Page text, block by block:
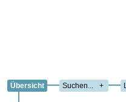
Übersicht +